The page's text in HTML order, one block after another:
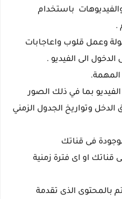
والفيديوهات باستخدام
.
وعمل قلوب واعاجابات
الدخول الى الفيديو .
بما في ذلك الصور
وتواريخ الجدول الزمني
فى قناتك
قناتك او اى فترة زمنية
بالمحتوى الذى تقدمة